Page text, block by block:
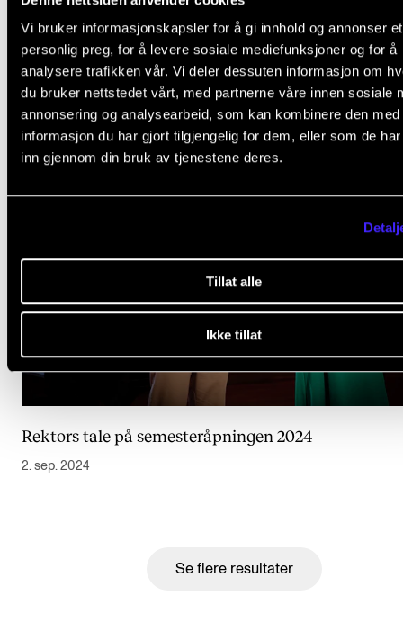
Vi bruker informasjonskapsler for å gi innhold og annonser et
personlig preg, for å levere sosiale mediefunksjoner og for å
analysere trafikken vår. Vi deler dessuten informasjon om
du bruker nettstedet vårt, med partnerne våre innen sosiale
annonsering og analysearbeid, som kan kombinere den med
informasjon du har gjort tilgjengelig for dem, eller som de
inn gjennom din bruk av tjenestene deres.
Tillat alle
Ikke tillat
Kva eg har lært av året som studentleiar
20. juni 2025
Rektors tale på semesteråpningen 2024
2. sep. 2024
Se flere resultater